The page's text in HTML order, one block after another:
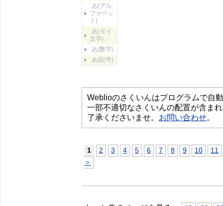
あ(アル
ファベッ
ト)
あ(タイ
文字)
あ(数字)
あ(記号)
Weblioのさくいんはプログラムで自
一部不適切なさくいんの配置が含ま
了承くださいませ。 お問い合わせ。
1 2 3 4 5 6 7 8 9 10
11
＞